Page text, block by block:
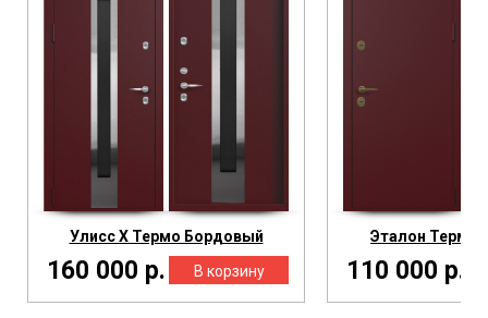
Улисс Х Термо Бордовый
160 000 р.
Эталон Термо
110 000 р.